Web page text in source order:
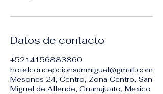
Datos de contacto
+5214156883860
hotelconcepcionsanmiguel@gmail.com
Mesones 24, Centro, Zona Centro, San
Miguel de Allende, Guanajuato, Mexico